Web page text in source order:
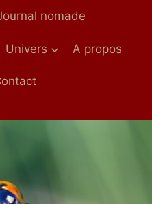
nomade
Univers A propos